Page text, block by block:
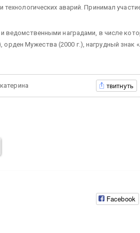
технологических аварий. Принимал
ведомственными наградами, в числе
орден Мужества (2000 г.), нагрудный
твитнуть
Facebook